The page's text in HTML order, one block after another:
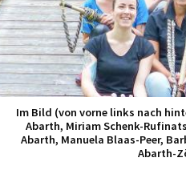
Im Bild (von vorne links nach
Abarth, Miriam Schenk-
Abarth, Manuela Blaas-Peer,
Abarth-